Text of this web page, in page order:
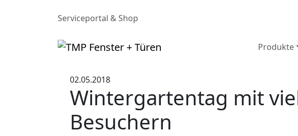
Serviceportal & Shop
Produkte
02.05.2018
Wintergartentag mit
Besuchern